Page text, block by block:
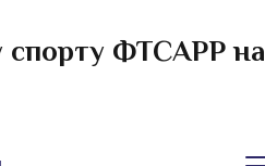
спорту ФТСАРР на